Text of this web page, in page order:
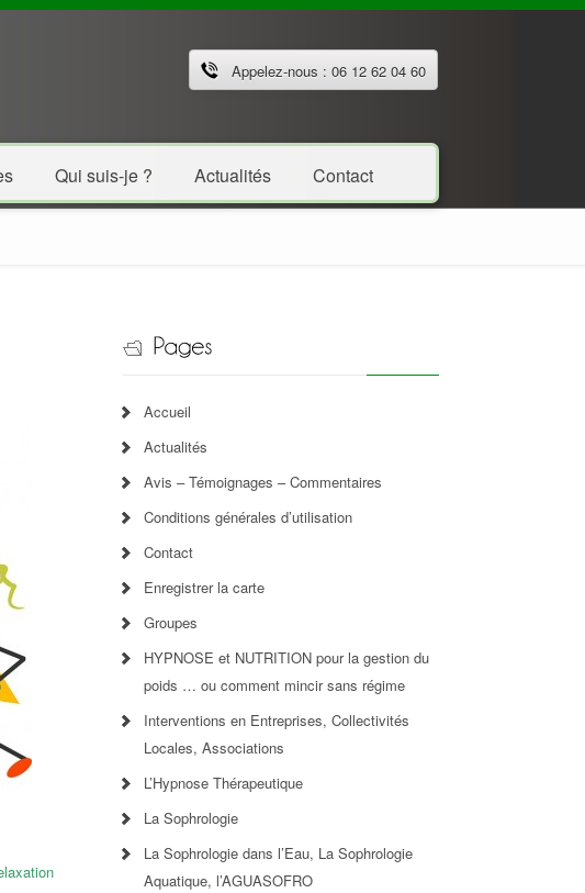
Appelez-nous : 06 12 62 04 60
Qui suis-je ? Actualités Contact
Accueil
Actualités
Avis – Témoignages – Commentaires
Conditions générales d’utilisation
Contact
Enregistrer la carte
Groupes
HYPNOSE et NUTRITION pour la gestion du
poids … ou comment mincir sans régime
Interventions en Entreprises, Collectivités
Locales, Associations
L’Hypnose Thérapeutique
La Sophrologie
La Sophrologie dans l’Eau, La Sophrologie
Aquatique, l’AGUASOFRO